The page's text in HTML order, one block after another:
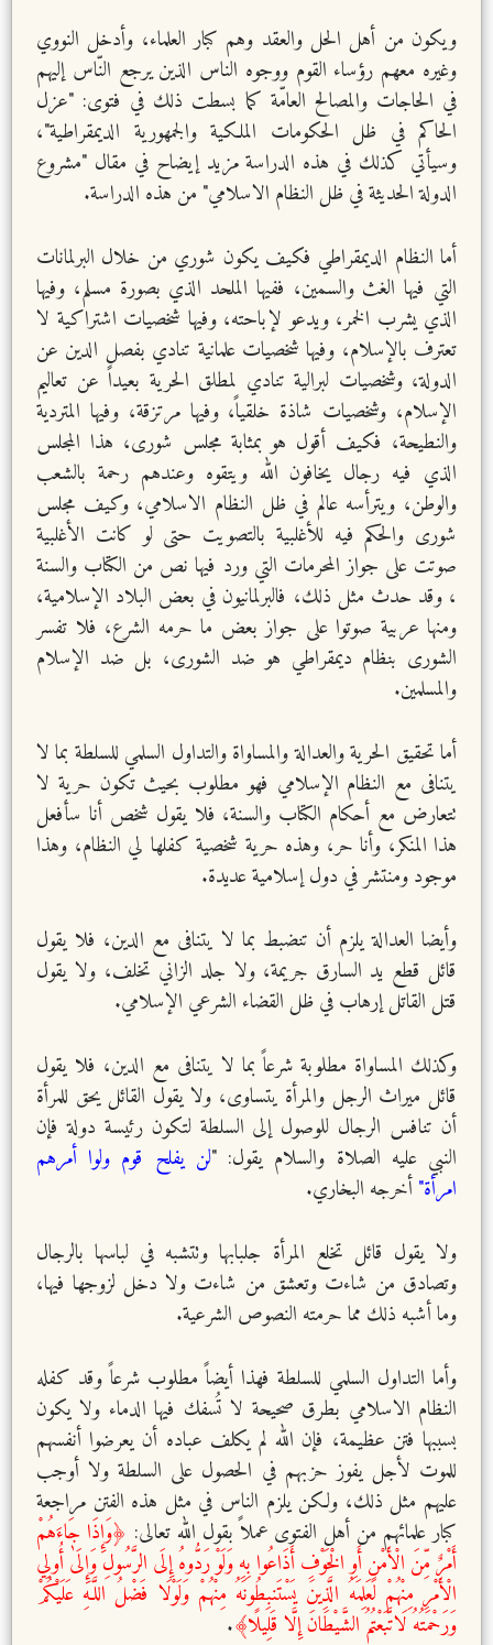
ويكون من أهل الحل والعقد وهم كبار العلماء، وأدخل النووي
وغيره معهم رؤساء القوم ووجوه الناس الذين يرجع النّاس إليهم
في الحاجات والمصالح العامّة كما بسطت ذلك في فتوى: "عزل
الحاكم في ظل الحكومات الملكية والجمهورية الديمقراطية"،
وسيأتي كذلك في هذه الدراسة مزيد إيضاح في مقال "مشروع
الدولة الحديثة في ظل النظام الاسلامي" من هذه الدراسة.
أما النظام الديمقراطي فكيف يكون شوري من خلال البرلمانات
التي فيها الغث والسمين، ففيها الملحد الذي بصورة مسلم، وفيها
الذي يشرب الخمر، ويدعو لإباحته، وفيها شخصيات اشتراكية لا
تعترف بالإسلام، وفيها شخصيات علمانية تنادي بفصل الدين عن
الدولة، وشخصيات لبرالية تنادي لمطلق الحرية بعيداً عن تعاليم
الإسلام، وشخصيات شاذة خلقياً، وفيها مرتزقة، وفيها المتردية
والنطيحة، فكيف أقول هو بمثابة مجلس شورى، هذا المجلس
الذي فيه رجال يخافون الله ويتقوه وعندهم رحمة بالشعب
والوطن، ويترأسه عالم في ظل النظام الاسلامي، وكيف مجلس
شورى والحكم فيه للأغلبية بالتصويت حتى لو كانت الأغلبية
صوتت على جواز المحرمات التي ورد فيها نص من الكتاب والسنة
، وقد حدث مثل ذلك، فالبرلمانيون في بعض البلاد الإسلامية،
ومنها عربية صوتوا على جواز بعض ما حرمه الشرع، فلا تفسر
الشورى بنظام ديمقراطي هو ضد الشورى، بل ضد الإسلام
والمسلمين.
أما تحقيق الحرية والعدالة والمساواة والتداول السلمي للسلطة بما لا
يتنافى مع النظام الإسلامي فهو مطلوب بحيث تكون حرية لا
تتعارض مع أحكام الكتاب والسنة، فلا يقول شخص أنا سأفعل
هذا المنكر، وأنا حر، وهذه حرية شخصية كفلها لي النظام، وهذا
موجود ومنتشر في دول إسلامية عديدة.
وأيضا العدالة يلزم أن تنضبط بما لا يتنافى مع الدين، فلا يقول
قائل قطع يد السارق جريمة، ولا جلد الزاني تخلف، ولا يقول
قتل القاتل إرهاب في ظل القضاء الشرعي الإسلامي.
وكذلك المساواة مطلوبة شرعاً بما لا يتنافى مع الدين، فلا يقول
قائل ميراث الرجل والمرأة يتساوى، ولا يقول القائل يحق للمرأة
أن تنافس الرجال للوصول إلى السلطة لتكون رئيسة دولة فإن
النبي عليه الصلاة والسلام يقول: "لن يفلح قوم ولوا أمرهم
امرأة"أخرجه البخاري.
ولا يقول قائل تخلع المرأة جلبابها وتتشبه في لباسها بالرجال
وتصادق من شاءت وتعشق من شاءت ولا دخل لزوجها فيها،
وما أشبه ذلك مما حرمته النصوص الشرعية.
وأما التداول السلمي للسلطة فهذا أيضاً مطلوب شرعاً وقد كفله
النظام الاسلامي بطرق صحيحة لا تُسفك فيها الدماء ولا يكون
بسببها فتن عظيمة، فإن الله لم يكلف عباده أن يعرضوا أنفسهم
للموت لأجل يفوز حزبهم في الحصول على السلطة ولا أوجب
عليهم مثل ذلك، ولكن يلزم الناس في مثل هذه الفتن مراجعة
كبار علمائهم من أهل الفتوى عملاً بقول الله تعالى: ﴿وَإِذَا جَاءَهُمْ
أَمْرٌ مِّنَ الْأَمْنِ أَوِ الْخَوْفِ أَذَاعُوا بِهِ وَلَوْ رَدُّوهُ إِلَى الرَّسُولِ وَإِلَىٰ أُولِي
الْأَمْرِ مِنْهُمْ لَعَلِمَهُ الَّذِينَ يَسْتَنبِطُونَهُ مِنْهُمْ وَلَوْلَا فَضْلُ اللَّـهِ عَلَيْكُمْ
وَرَحْمَتُهُ لَاتَّبَعْتُمُ الشَّيْطَانَ إِلَّا قَلِيلًا﴾.